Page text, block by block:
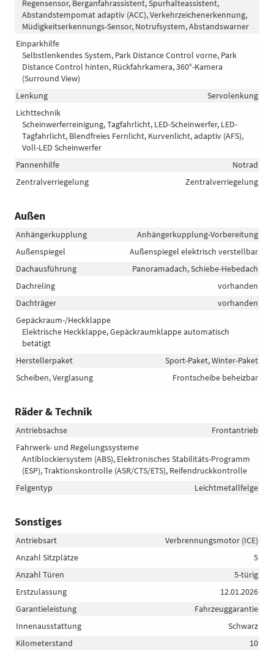
Regensensor, Berganfahrassistent, Spurhalteassistent,
Abstandstempomat adaptiv (ACC), Verkehrzeichenerkennung,
Müdigkeitserkennungs-Sensor, Notrufsystem, Abstandswarner
Einparkhilfe
Selbstlenkendes System, Park Distance Control vorne, Park
Distance Control hinten, Rückfahrkamera, 360°-Kamera
(Surround View)
Lenkung
Servolenkung
Lichttechnik
Scheinwerferreinigung, Tagfahrlicht, LED-Scheinwerfer, LED-
Tagfahrlicht, Blendfreies Fernlicht, Kurvenlicht, adaptiv (AFS),
Voll-LED Scheinwerfer
Pannenhilfe
Notrad
Zentralverriegelung
Zentralverriegelung
Außen
Anhängerkupplung
Anhängerkupplung-Vorbereitung
Außenspiegel
Außenspiegel elektrisch verstellbar
Dachausführung
Panoramadach, Schiebe-Hebedach
Dachreling
vorhanden
Dachträger
vorhanden
Gepäckraum-/Heckklappe
Elektrische Heckklappe, Gepäckraumklappe automatisch
betätigt
Herstellerpaket
Sport-Paket, Winter-Paket
Scheiben, Verglasung
Frontscheibe beheizbar
Räder & Technik
Antriebsachse
Frontantrieb
Fahrwerk- und Regelungssysteme
Antiblockiersystem (ABS), Elektronisches Stabilitäts-Programm
(ESP), Traktionskontrolle (ASR/CTS/ETS), Reifendruckkontrolle
Felgentyp
Leichtmetallfelge
Sonstiges
Antriebsart
Verbrennungsmotor (ICE)
Anzahl Sitzplätze
5
Anzahl Türen
5-türig
Erstzulassung
12.01.2026
Garantieleistung
Fahrzeuggarantie
Innenausstattung
Schwarz
Kilometerstand
10